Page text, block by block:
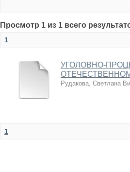
Просмотр 1 из 1 всего
1
УГОЛОВНО-
Рудакова, Светлана
1